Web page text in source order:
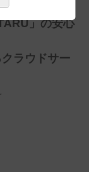
」の安心
ラウドサー